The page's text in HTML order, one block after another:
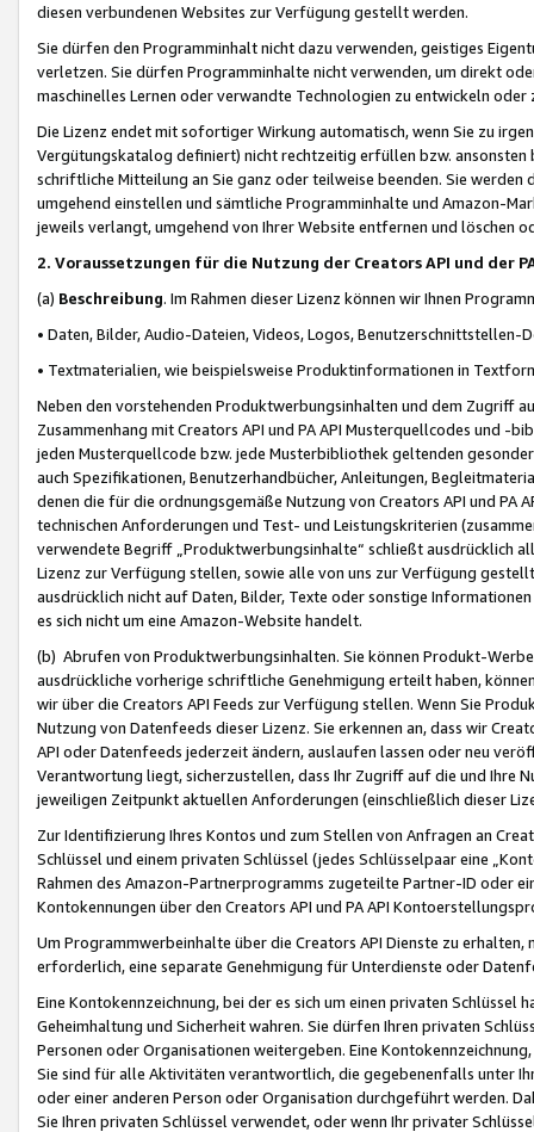
diesen verbundenen Websites zur Verfügung gestellt werden.
Sie dürfen den Programminhalt nicht dazu verwenden, geistiges
verletzen. Sie dürfen Programminhalte nicht verwenden, um direkt
maschinelles Lernen oder verwandte Technologien zu entwickeln
Die Lizenz endet mit sofortiger Wirkung automatisch, wenn Sie zu
Vergütungskatalog definiert) nicht rechtzeitig erfüllen bzw. ansonsten
schriftliche Mitteilung an Sie ganz oder teilweise beenden. Sie werden
umgehend einstellen und sämtliche Programminhalte und Amazon-
jeweils verlangt, umgehend von Ihrer Website entfernen und löschen
2. Voraussetzungen für die Nutzung der Creators API und der
(a) Beschreibung. Im Rahmen dieser Lizenz können wir Ihnen
• Daten, Bilder, Audio-Dateien, Videos, Logos, Benutzerschnittstellen-
• Textmaterialien, wie beispielsweise Produktinformationen in
Neben den vorstehenden Produktwerbungsinhalten und dem Zugriff
Zusammenhang mit Creators API und PA API Musterquellcodes und
jeden Musterquellcode bzw. jede Musterbibliothek geltenden
auch Spezifikationen, Benutzerhandbücher, Anleitungen,
denen die für die ordnungsgemäße Nutzung von Creators API und PA
technischen Anforderungen und Test- und Leistungskriterien
verwendete Begriff „Produktwerbungsinhalte“ schließt ausdrücklich
Lizenz zur Verfügung stellen, sowie alle von uns zur Verfügung
ausdrücklich nicht auf Daten, Bilder, Texte oder sonstige
es sich nicht um eine Amazon-Website handelt.
(b) Abrufen von Produktwerbungsinhalten. Sie können Produkt-
ausdrückliche vorherige schriftliche Genehmigung erteilt haben,
wir über die Creators API Feeds zur Verfügung stellen. Wenn Sie
Nutzung von Datenfeeds dieser Lizenz. Sie erkennen an, dass wir
API oder Datenfeeds jederzeit ändern, auslaufen lassen oder neu
Verantwortung liegt, sicherzustellen, dass Ihr Zugriff auf die und Ihre
jeweiligen Zeitpunkt aktuellen Anforderungen (einschließlich dieser
Zur Identifizierung Ihres Kontos und zum Stellen von Anfragen an
Schlüssel und einem privaten Schlüssel (jedes Schlüsselpaar eine
Rahmen des Amazon-Partnerprogramms zugeteilte Partner-ID oder
Kontokennungen über den Creators API und PA API
Um Programmwerbeinhalte über die Creators API Dienste zu
erforderlich, eine separate Genehmigung für Unterdienste oder
Eine Kontokennzeichnung, bei der es sich um einen privaten
Geheimhaltung und Sicherheit wahren. Sie dürfen Ihren privaten
Personen oder Organisationen weitergeben. Eine
Sie sind für alle Aktivitäten verantwortlich, die gegebenenfalls unter
oder einer anderen Person oder Organisation durchgeführt werden.
Sie Ihren privaten Schlüssel verwendet, oder wenn Ihr privater